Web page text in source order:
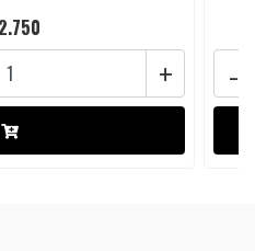
+ -